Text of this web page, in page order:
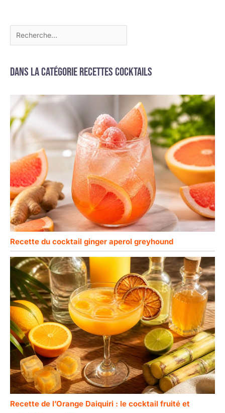
Dans la catégorie Recettes cocktails
Recette du cocktail ginger aperol greyhound
Recette de l’Orange Daiquiri : le cocktail fruité et